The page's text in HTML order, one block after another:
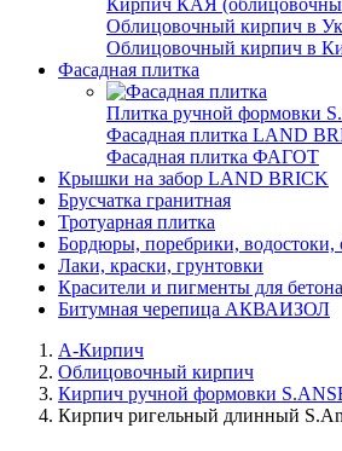
Кирпич КАЯ
Облицовочный кирпич в
Облицовочный кирпич в
Фасадная плитка
Плитка ручной формовки
Фасадная плитка LAND
Фасадная плитка ФАГОТ
Крышки на забор LAND BRICK
Брусчатка гранитная
Тротуарная плитка
Бордюры, поребрики, водостоки,
Лаки, краски, грунтовки
Красители и пигменты для бетона
Битумная черепица АКВАИЗОЛ
А-Кирпич
Облицовочный кирпич
Кирпич ручной формовки
Кирпич ригельный длинный